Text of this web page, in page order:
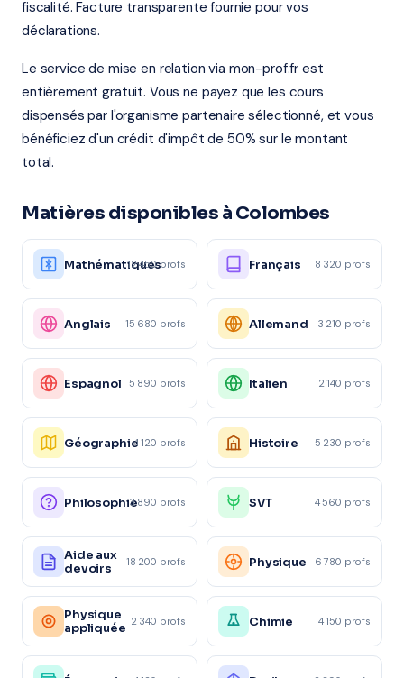
fiscalité. Facture transparente fournie pour vos
déclarations.
Le service de mise en relation via mon-prof.fr est
entièrement gratuit. Vous ne payez que les cours
dispensés par l'organisme partenaire sélectionné, et vous
bénéficiez d'un crédit d'impôt de 50% sur le montant
total.
Matières disponibles à Colombes
Mathématiques
12 450 profs Français 8 320 profs
Anglais 15 680 profs Allemand 3 210 profs
Espagnol 5 890 profs Italien 2 140 profs
Géographie4 120 profs Histoire 5 230 profs
Philosophie3 890 profs SVT 4 560 profs
Aide aux
devoirs
18 200 profs Physique 6 780 profs
Physique
appliquée 2 340 profs Chimie 4 150 profs